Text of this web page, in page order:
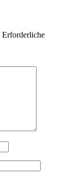
Erforderliche